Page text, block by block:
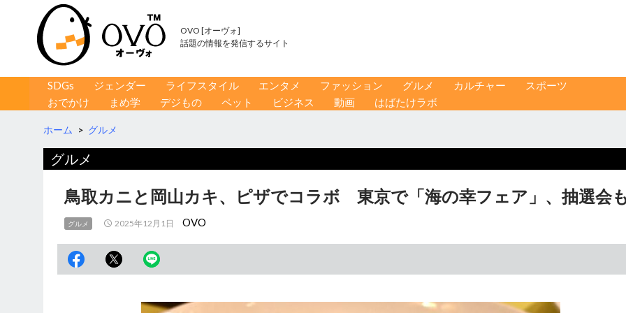
OVO [オーヴォ]
話題の情報を発信するサイト
コンテンツへ移動
SDGs ジェンダー ライフスタイル エンタメ ファッション グルメ カルチャー
スポーツ
おでかけ
まめ学 デジもの ペット ビジネス 動画 はばたけラボ
ホーム > グルメ
グルメ
鳥取カニと岡山カキ、ピザでコラボ 東京で「海の幸フェア」、抽選会
グルメ 2025年12月1日 OVO